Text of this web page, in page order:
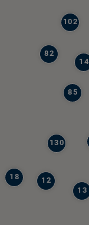
85
130
82
102
14
12
13
18